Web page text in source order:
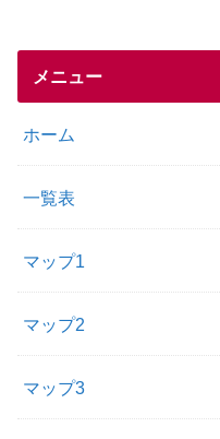
メニュー
ホーム
一覧表
マップ1
マップ2
マップ3